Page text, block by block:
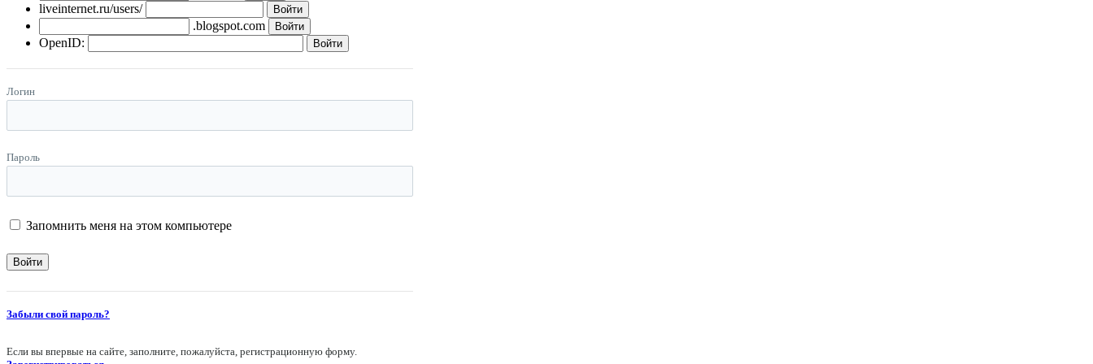
liveinternet.ru/users/
.blogspot.com
OpenID:
Логин
Пароль
Запомнить меня на этом компьютере
Забыли свой пароль?
Если вы впервые на сайте, заполните, пожалуйста, регистрационную форму.